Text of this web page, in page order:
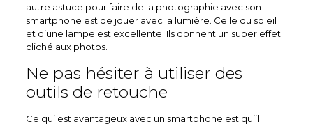
autre astuce pour faire de la photographie avec son
smartphone est de jouer avec la lumière. Celle du soleil
et d’une lampe est excellente. Ils donnent un super effet
cliché aux photos.
Ne pas hésiter à utiliser des
outils de retouche
Ce qui est avantageux avec un smartphone est qu’il